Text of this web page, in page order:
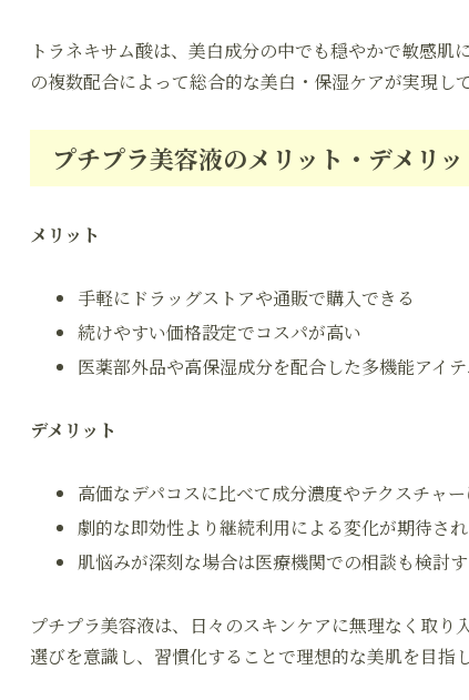
トラネキサム酸は、美白成分の中でも穏やかで敏感
の複数配合によって総合的な美白・保湿ケアが実現して
プチプラ美容液のメリット・デメリ
メリット
手軽にドラッグストアや通販で購入できる
続けやすい価格設定でコスパが高い
医薬部外品や高保湿成分を配合した多機能アイ
デメリット
高価なデパコスに比べて成分濃度やテクスチャ
劇的な即効性より継続利用による変化が期待さ
肌悩みが深刻な場合は医療機関での相談も検討
プチプラ美容液は、日々のスキンケアに無理なく取
選びを意識し、習慣化することで理想的な美肌を目指